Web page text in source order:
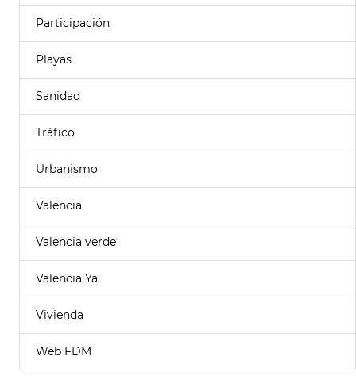
Participación
Playas
Sanidad
Tráfico
Urbanismo
Valencia
Valencia verde
Valencia Ya
Vivienda
Web FDM